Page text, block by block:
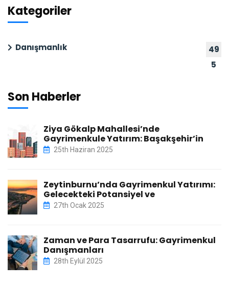
Kategoriler
Danışmanlık
49
5
Son Haberler
Ziya Gökalp Mahallesi’nde
Gayrimenkule Yatırım: Başakşehir’in
25th Haziran 2025
Zeytinburnu’nda Gayrimenkul Yatırımı:
Gelecekteki Potansiyel ve
27th Ocak 2025
Zaman ve Para Tasarrufu: Gayrimenkul
Danışmanları
28th Eylül 2025